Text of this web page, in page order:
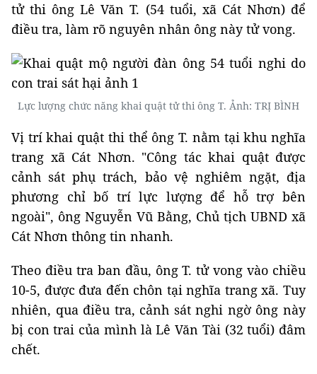
tử thi ông Lê Văn T. (54 tuổi, xã Cát Nhơn) để
điều tra, làm rõ nguyên nhân ông này tử vong.
Lực lượng chức năng khai quật tử thi ông T. Ảnh: TRỊ BÌNH
Vị trí khai quật thi thể ông T. nằm tại khu nghĩa
trang xã Cát Nhơn. "Công tác khai quật được
cảnh sát phụ trách, bảo vệ nghiêm ngặt, địa
phương chỉ bố trí lực lượng để hỗ trợ bên
ngoài", ông Nguyễn Vũ Bằng, Chủ tịch UBND xã
Cát Nhơn thông tin nhanh.
Theo điều tra ban đầu, ông T. tử vong vào chiều
10-5, được đưa đến chôn tại nghĩa trang xã. Tuy
nhiên, qua điều tra, cảnh sát nghi ngờ ông này
bị con trai của mình là Lê Văn Tài (32 tuổi) đâm
chết.